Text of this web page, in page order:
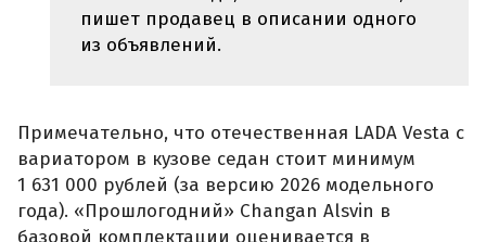
пишет продавец в описании одного
из объявлений.
Примечательно, что отечественная LADA Vesta с
вариатором в кузове седан стоит минимум
1 631 000 рублей (за версию 2026 модельного
года). «Прошлогодний» Changan Alsvin в
базовой комплектации оценивается в